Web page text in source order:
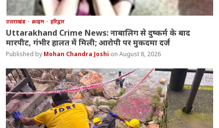
उत्तराखंड क्राइम हरिद्वार
Uttarakhand Crime News: नाबालिग से दुष्कर्म के बाद
मारपीट, गंभीर हालत में मिली; आरोपी पर मुकदमा दर्ज
Mohan Chandra Joshi August 8, 2026